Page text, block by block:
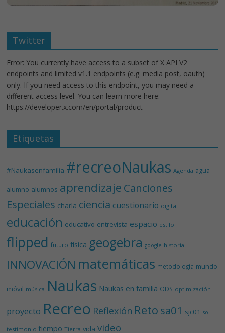
Twitter
Error: You currently have access to a subset of X API V2
endpoints and limited v1.1 endpoints (e.g. media post, oauth)
only. If you need access to this endpoint, you may need a
different access level. You can learn more here:
https://developer.x.com/en/portal/product
Etiquetas
#Naukasenfamilia #recreoNaukas Agenda agua
alumno alumnos aprendizaje Canciones
Especiales charla ciencia cuestionario digital
educación educativo entrevista espacio estilo
flipped futuro física geogebra google historia
INNOVACIÓN matemáticas metodología mundo
móvil música Naukas Naukas en familia ODS optimización
proyecto Recreo Reflexión Reto sa01 sjc01 sol
testimonio tiempo Tierra vida video